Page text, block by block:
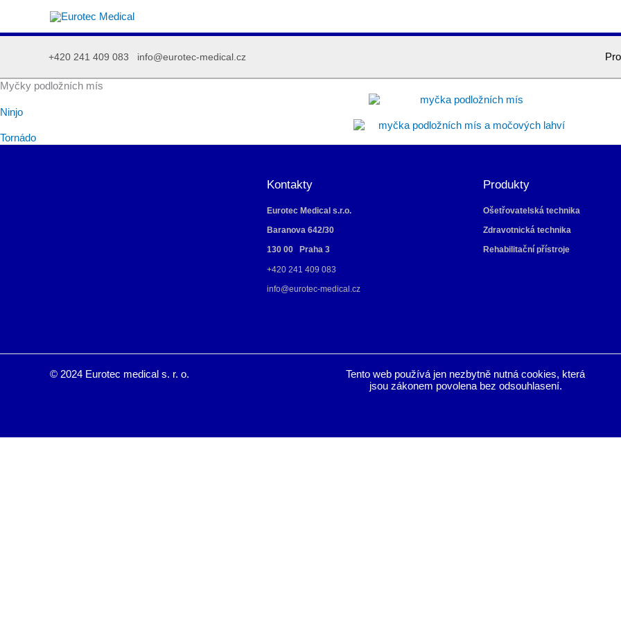
+420 241 409 083 info@eurotec-medical.cz
Myčky podložních mís
Ninjo
Tornádo
Kontakty
Eurotec Medical s.r.o.
Baranova 642/30
130 00 Praha 3
+420 241 409 083
info@eurotec-medical.cz
Produkty
Ošetřovatelská technika
Zdravotnická technika
Rehabilitační přístroje
© 2024 Eurotec medical s. r. o.
Tento web používá jen nezbytně nutná cookies, která
jsou zákonem povolena bez odsouhlasení.